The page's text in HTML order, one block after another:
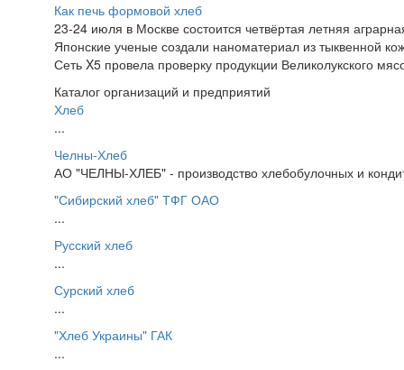
Как печь формовой хлеб
23-24 июля в Москве состоится четвёртая летняя
Японские ученые создали наноматериал из тыквенной
Сеть X5 провела проверку продукции Великолукского
Каталог организаций и предприятий
Хлеб
...
Челны-Хлеб
АО "ЧЕЛНЫ-ХЛЕБ" - производство хлебобулочных и
"Сибирский хлеб" ТФГ ОАО
...
Русский хлеб
...
Сурский хлеб
...
"Хлеб Украины" ГАК
...